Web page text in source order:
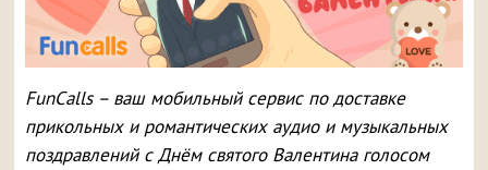
FunCalls – ваш мобильный сервис по доставке
прикольных и романтических аудио и музыкальных
поздравлений с Днём святого Валентина голосом